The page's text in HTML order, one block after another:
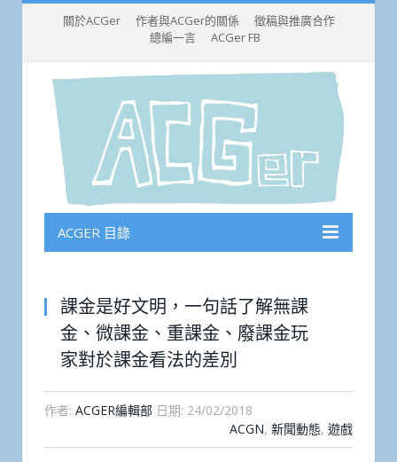
關於ACGer 作者與ACGer的關係
徵稿與推廣合作
總編一言
ACGer FB
ACGER 目錄
課金是好文明，一句話了解無課
金、微課金、重課金、廢課金玩
家對於課金看法的差別
作者: ACGER編輯部 日期: 24/02/2018
ACGN, 新聞動態, 遊戲